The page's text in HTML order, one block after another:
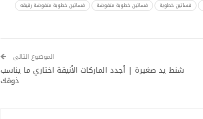
فساتين خطوبة فساتين خطوبة منفوشة
فساتين خطوبة منفوشة رقيقه
الموضوع التالي
شنط يد صغيرة | أجدد الماركات الأنيقة اختاري ما يناسب
ذوقك